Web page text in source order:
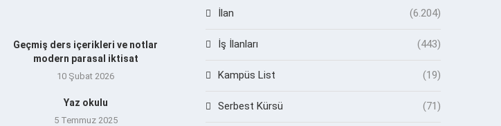
Geçmiş ders içerikleri ve notlar
modern parasal iktisat
10 Şubat 2026
Yaz okulu
5 Temmuz 2025
İlan (6.204)
İş İlanları (443)
Kampüs List (19)
Serbest Kürsü (71)